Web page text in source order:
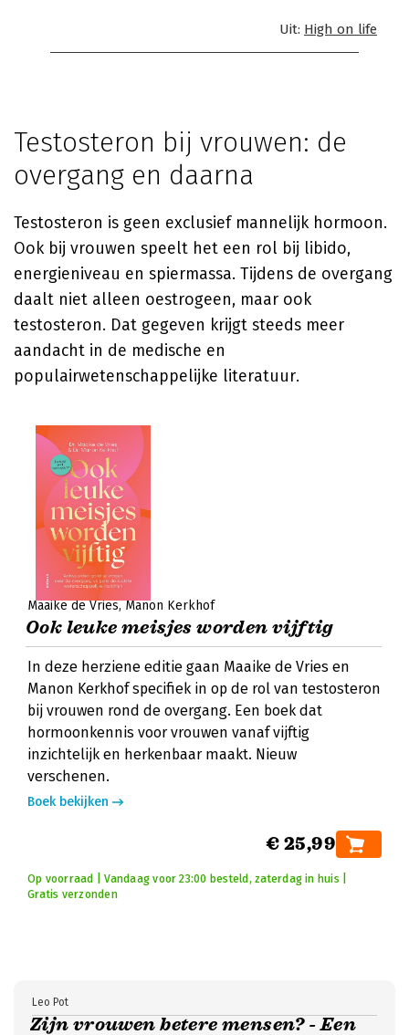
Uit: High on life
Testosteron bij vrouwen: de
overgang en daarna
Testosteron is geen exclusief mannelijk hormoon.
Ook bij vrouwen speelt het een rol bij libido,
energieniveau en spiermassa. Tijdens de overgang
daalt niet alleen oestrogeen, maar ook
testosteron. Dat gegeven krijgt steeds meer
aandacht in de medische en
populairwetenschappelijke literatuur.
Maaike de Vries Manon Kerkhof
Ook leuke meisjes worden vijftig
In deze herziene editie gaan Maaike de Vries en
Manon Kerkhof specifiek in op de rol van testosteron
bij vrouwen rond de overgang. Een boek dat
hormoonkennis voor vrouwen vanaf vijftig
inzichtelijk en herkenbaar maakt. Nieuw
verschenen.
Boek bekijken
€ 25,99
Op voorraad | Vandaag voor 23:00 besteld, zaterdag in huis |
Gratis verzonden
Zijn vrouwen betere mensen? - Een
Leo Pot